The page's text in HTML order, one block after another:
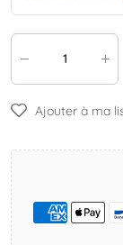
Ajouter à ma